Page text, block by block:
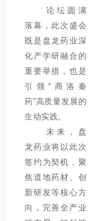
论坛圆满
落幕，此次盛会
既是盘龙药业深
化产学研融合的
重要举措，也是
引领 “ 商洛秦
药”高质量发展的
生动实践。
未来，盘
龙药业将以此次
签约为契机，聚
焦道地药材、创
新研发等核心方
向，完善全产业